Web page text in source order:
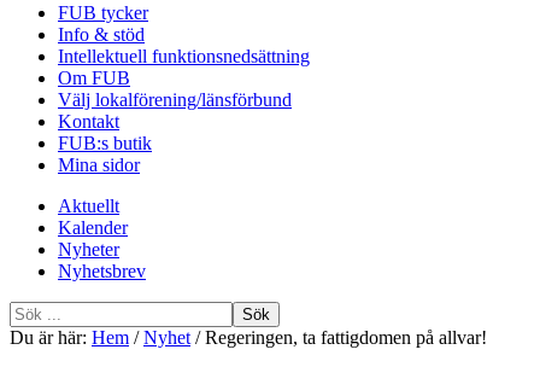
FUB tycker
Info & stöd
Intellektuell funktionsnedsättning
Om FUB
Välj lokalförening/länsförbund
Kontakt
FUB:s butik
Mina sidor
Aktuellt
Kalender
Nyheter
Nyhetsbrev
Sök
efter
Du är här: Hem /Nyhet /Regeringen, ta fattigdomen på allvar!